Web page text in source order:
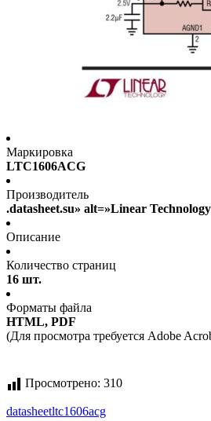
Маркировка
LTC1606ACG
Производитель
.datasheet.su» alt=»Linear
Описание
Количество страниц
16 шт.
Форматы файла
HTML, PDF
(Для просмотра требуется Adobe
Просмотрено: 310
datasheetltc1606acg